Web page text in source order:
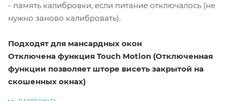
- память калибровки, если питание отключалось (не
нужно заново калибровать).
Подходят для мансардных окон
Отключена функция Touch Motion (Отключенная
функции позволяет шторе висеть закрытой на
скошенных окнах)